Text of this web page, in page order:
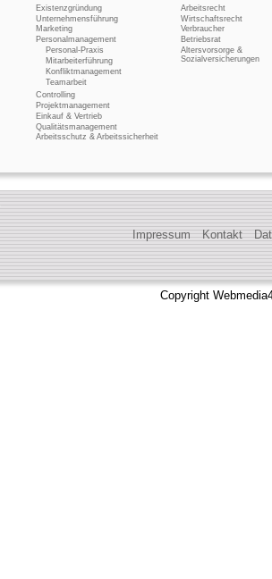
Existenzgründung
Unternehmensführung
Marketing
Personalmanagement
Personal-Praxis
Mitarbeiterführung
Konfliktmanagement
Teamarbeit
Controlling
Projektmanagement
Einkauf & Vertrieb
Qualitätsmanagement
Arbeitsschutz & Arbeitssicherheit
Arbeitsrecht
Wirtschaftsrecht
Verbraucher
Betriebsrat
Altersvorsorge &
Sozialversicherungen
Impressum Kontakt
Copyright